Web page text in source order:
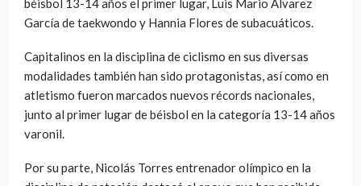
béisbol 13-14 años el primer lugar, Luis Mario Álvarez
García de taekwondo y Hannia Flores de subacuáticos.
Capitalinos en la disciplina de ciclismo en sus diversas
modalidades también han sido protagonistas, así como en
atletismo fueron marcados nuevos récords nacionales,
junto al primer lugar de béisbol en la categoría 13-14 años
varonil.
Por su parte, Nicolás Torres entrenador olímpico en la